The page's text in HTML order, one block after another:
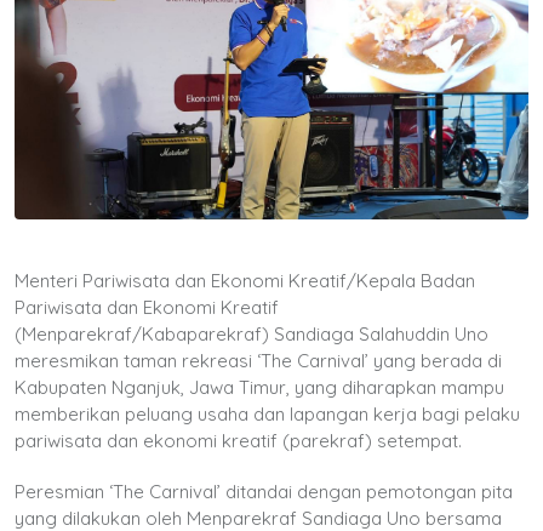
Menteri Pariwisata dan Ekonomi Kreatif/Kepala Badan
Pariwisata dan Ekonomi Kreatif
(Menparekraf/Kabaparekraf) Sandiaga Salahuddin Uno
meresmikan taman rekreasi ‘The Carnival’ yang berada di
Kabupaten Nganjuk, Jawa Timur, yang diharapkan mampu
memberikan peluang usaha dan lapangan kerja bagi pelaku
pariwisata dan ekonomi kreatif (parekraf) setempat.
Peresmian ‘The Carnival’ ditandai dengan pemotongan pita
yang dilakukan oleh Menparekraf Sandiaga Uno bersama